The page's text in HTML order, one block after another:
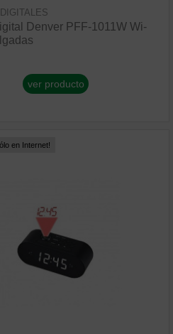
Denver PFF-1011W Wi-
ver producto
en Internet!